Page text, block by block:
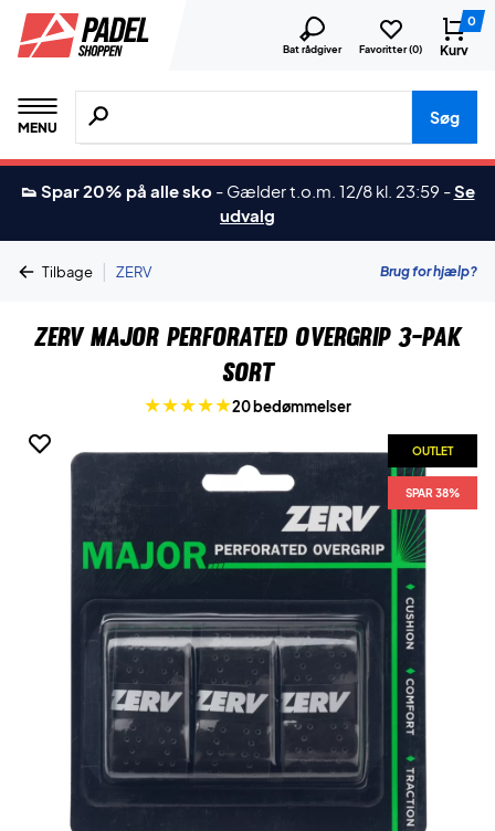
Bat rådgiver Favoritter (0)
0
Kurv
MENU
Søg efter produkter, mærker etc.
Søg
👟 Spar 20% på alle sko - Gælder t.o.m. 12/8 kl. 23:59 -Se
udvalg
Tilbage | ZERV Brug for hjælp?
ZERV Major Perforated Overgrip 3-pak
Sort
20 bedømmelser
OUTLET
SPAR 38%